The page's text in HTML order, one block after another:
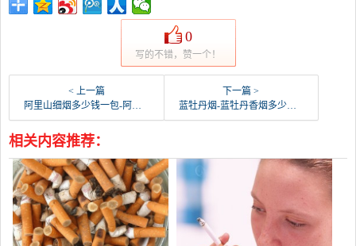
0
写的不错，赞一个！
< 上一篇
阿里山细烟多少钱一包-阿里山香烟多少钱一包
下一篇 >
蓝牡丹烟-蓝牡丹香烟多少钱一包
相关内容推荐：